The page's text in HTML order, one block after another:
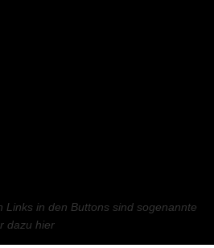
Links in den Buttons sind sogenannte
dazu hier